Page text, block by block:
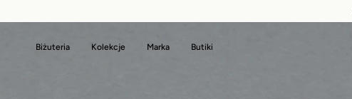
Biżuteria Kolekcje Marka Butiki